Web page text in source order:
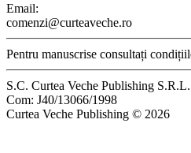
Email:
comenzi@curteaveche.ro
Pentru manuscrise consultați
S.C. Curtea Veche Publishing
Com: J40/13066/1998
Curtea Veche Publishing © 2026